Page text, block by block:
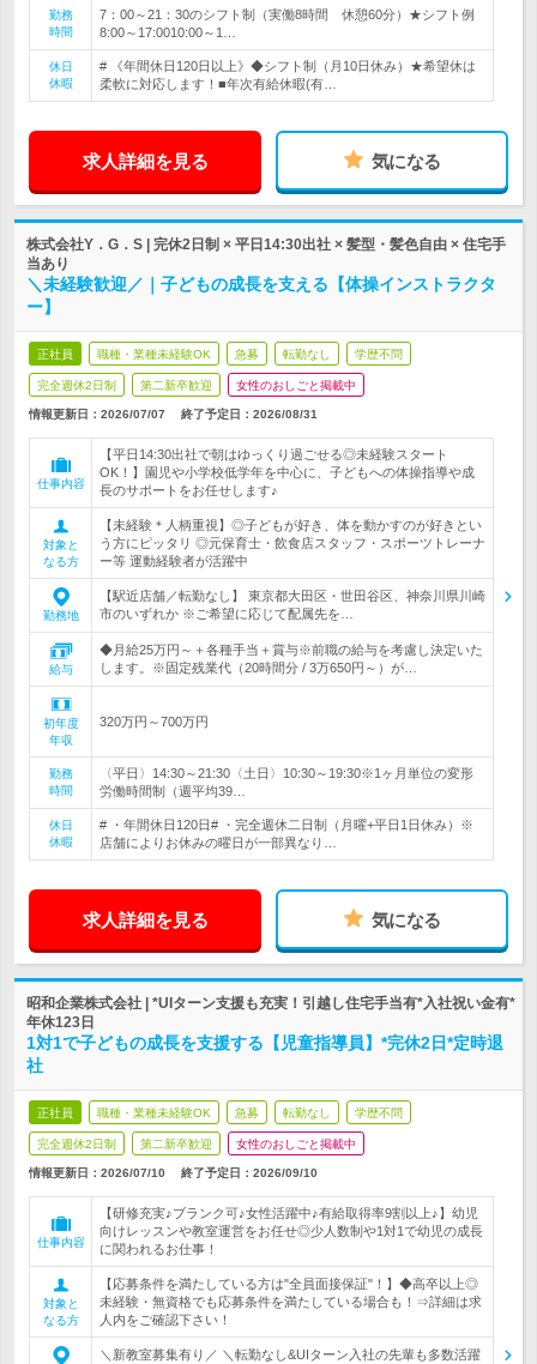
勤務
時間
7：00～21：30のシフト制（実働8時間 休憩60分）★シフト例
8:00～17:0010:00～1…
休日
休暇
# 《年間休日120日以上》◆シフト制（月10日休み）★希望休は
柔軟に対応します！■年次有給休暇(有…
求人詳細を見る 気になる
株式会社Y．G．S | 完休2日制 × 平日14:30出社 × 髪型・髪色自由 × 住宅手
当あり
＼未経験歓迎／｜子どもの成長を支える【体操インストラクタ
ー】
正社員 職種・業種未経験OK 急募 転勤なし 学歴不問
完全週休2日制 第二新卒歓迎 女性のおしごと掲載中
情報更新日：2026/07/07 終了予定日： 2026/08/31
仕事内容
【平日14:30出社で朝はゆっくり過ごせる◎未経験スタート
OK！】園児や小学校低学年を中心に、子どもへの体操指導や成
長のサポートをお任せします♪
対象と
なる方
【未経験＊人柄重視】◎子どもが好き、体を動かすのが好きとい
う方にピッタリ ◎元保育士・飲食店スタッフ・スポーツトレーナ
ー等 運動経験者が活躍中
勤務地
【駅近店舗／転勤なし】 東京都大田区・世田谷区、神奈川県川崎
市のいずれか ※ご希望に応じて配属先を…
給与
◆月給25万円～＋各種手当＋賞与※前職の給与を考慮し決定いた
します。※固定残業代（20時間分 / 3万650円～）が…
初年度
年収
320万円～700万円
勤務
時間
〈平日〉14:30～21:30〈土日〉10:30～19:30※1ヶ月単位の変形
労働時間制（週平均39…
休日
休暇
# ・年間休日120日# ・完全週休二日制（月曜+平日1日休み）※
店舗によりお休みの曜日が一部異なり…
求人詳細を見る 気になる
昭和企業株式会社 | *UIターン支援も充実！引越し住宅手当有*入社祝い金有*
年休123日
1対1で子どもの成長を支援する【児童指導員】*完休2日*定時退
社
正社員 職種・業種未経験OK 急募 転勤なし 学歴不問
完全週休2日制 第二新卒歓迎 女性のおしごと掲載中
情報更新日：2026/07/10 終了予定日： 2026/09/10
仕事内容
【研修充実♪ブランク可♪女性活躍中♪有給取得率9割以上♪】幼児
向けレッスンや教室運営をお任せ◎少人数制や1対1で幼児の成長
に関われるお仕事！
対象と
なる方
【応募条件を満たしている方は"全員面接保証"！】◆高卒以上◎
未経験・無資格でも応募条件を満たしている場合も！⇒詳細は求
人内をご確認下さい！
＼新教室募集有り／ ＼転勤なし&UIターン入社の先輩も多数活躍